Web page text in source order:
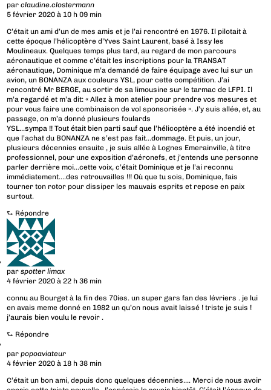
parclaudine.clostermann
5 février 2020 à 10 h 09 min
C’était un ami d’un de mes amis et je l’ai rencontré en 1976. Il pilotait à
cette époque l’hélicoptère d’Yves Saint Laurent, basé à Issy les
Moulineaux. Quelques temps plus tard, au regard de mon parcours
aéronautique et comme c’était les inscriptions pour la TRANSAT
aéronautique, Dominique m’a demandé de faire équipage avec lui sur un
avion, un BONANZA aux couleurs YSL, pour cette compétition. J’ai
rencontré Mr BERGE, au sortir de sa limousine sur le tarmac de LFPI. Il
m’a regardé et m’a dit: « Allez à mon atelier pour prendre vos mesures et
pour vous faire une combinaison de vol sponsorisée ». J’y suis allée, et, au
passage, on m’a donné plusieurs foulards
YSL…sympa !! Tout était bien parti sauf que l’hélicoptère a été incendié et
que l’achat du BONANZA ne s’est pas fait…dommage. Et puis, un jour,
plusieurs décennies ensuite , je suis allée à Lognes Emerainville, à titre
professionnel, pour une exposition d’aéronefs, et j’entends une personne
parler derrière moi…cette voix, c’était Dominique et je l’ai reconnu
immédiatement….des retrouvailles !!! Où que tu sois, Dominique, fais
tourner ton rotor pour dissiper les mauvais esprits et repose en paix
surtout.
⮑ Répondre
parspotter limax
4 février 2020 à 22 h 36 min
connu au Bourget à la fin des 70ies. un super gars fan des lévriers . je lui
en avais meme donné en 1982 un qu’on nous avait laissé ! triste je suis !
j’aurais bien voulu le revoir .
⮑ Répondre
parpopoaviateur
4 février 2020 à 18 h 38 min
C’était un bon ami, depuis donc quelques décennies…. Merci de nous avoir